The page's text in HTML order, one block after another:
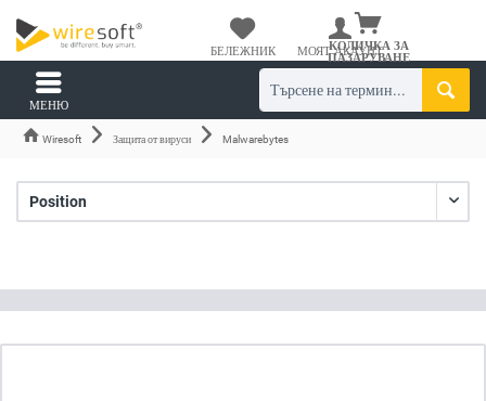
КОЛИЧКА ЗА
ПАЗАРУВАНЕ
БЕЛЕЖНИК МОЯТ АКАУНТ
МЕНЮ
Wiresoft Защита от вируси Malwarebytes